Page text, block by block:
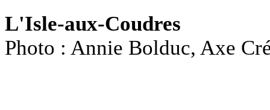
L'Isle-aux-Coudres
Photo : Annie Bolduc, Axe